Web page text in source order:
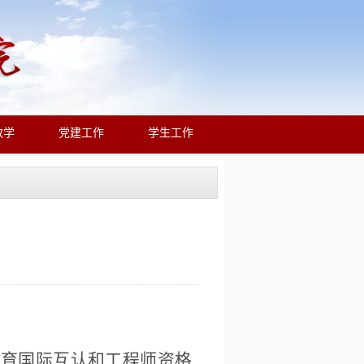
学 党建工作 学生工作
国际互认和工程师资格